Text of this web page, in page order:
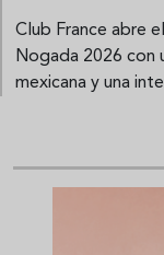
Club France abre
Nogada 2026 con
mexicana y una